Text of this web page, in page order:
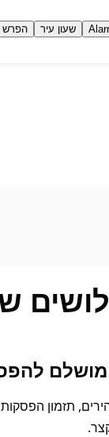
שעון עיר הפרש
מושלם
תזמון